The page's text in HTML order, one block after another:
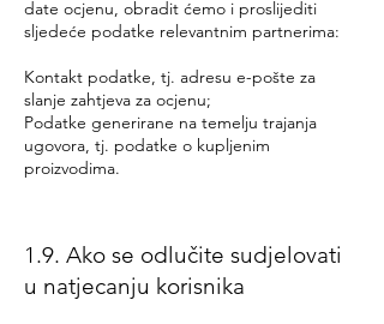
date ocjenu, obradit ćemo i proslijediti
sljedeće podatke relevantnim partnerima:
Kontakt podatke, tj. adresu e-pošte za
slanje zahtjeva za ocjenu;
Podatke generirane na temelju trajanja
ugovora, tj. podatke o kupljenim
proizvodima.
1.9. Ako se odlučite sudjelovati
u natjecanju korisnika